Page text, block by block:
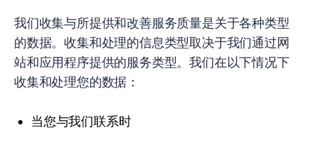
我们收集与所提供和改善服务质量是关于各种类型
的数据。收集和处理的信息类型取决于我们通过网
站和应用程序提供的服务类型。我们在以下情况下
收集和处理您的数据：
当您与我们联系时